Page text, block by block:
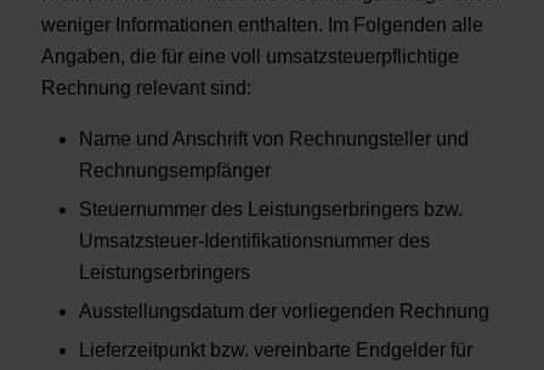
weniger Informationen enthalten. Im Folgenden alle
Angaben, die für eine voll umsatzsteuerpflichtige
Rechnung relevant sind:
Name und Anschrift von Rechnungsteller und
Rechnungsempfänger
Steuernummer des Leistungserbringers bzw.
Umsatzsteuer-Identifikationsnummer des
Leistungserbringers
Ausstellungsdatum der vorliegenden Rechnung
Lieferzeitpunkt bzw. vereinbarte Endgelder für